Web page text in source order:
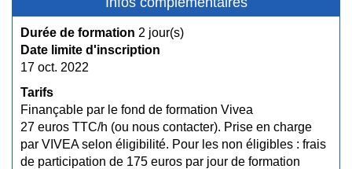
Durée de formation 2 jour(s)
Date limite d'inscription
17 oct. 2022
Tarifs
Finançable par le fond de formation Vivea
27 euros TTC/h (ou nous contacter). Prise en charge
par VIVEA selon éligibilité. Pour les non éligibles : frais
de participation de 175 euros par jour de formation